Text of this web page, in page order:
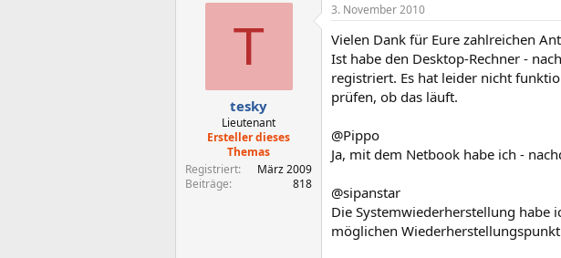
T
tesky
Lieutenant
Ersteller dieses
Themas
Registriert
März 2009
Beiträge
818
3. November 2010
Vielen Dank für Eure zahlreichen
Ist habe den Desktop-Rechner -
registriert. Es hat leider nicht
prüfen, ob das läuft.
@Pippo
Ja, mit dem Netbook habe ich -
@sipanstar
Die Systemwiederherstellung habe
möglichen